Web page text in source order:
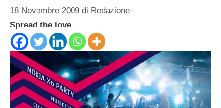
18 Novembre 2009 di Redazione
Spread the love